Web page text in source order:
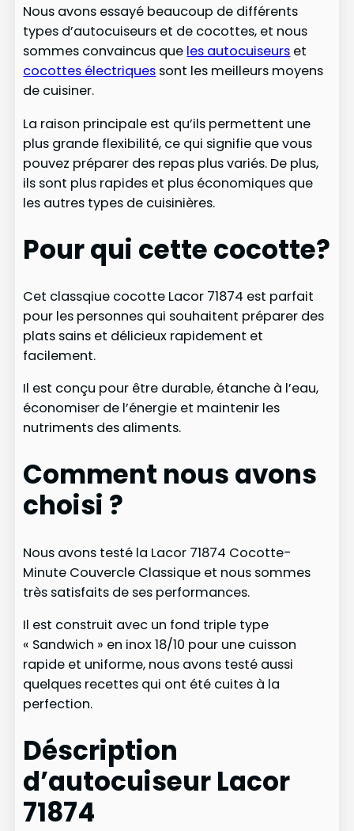
Nous avons essayé beaucoup de différents
types d’autocuiseurs et de cocottes, et nous
sommes convaincus que les autocuiseurs et
cocottes électriques sont les meilleurs moyens
de cuisiner.
La raison principale est qu’ils permettent une
plus grande flexibilité, ce qui signifie que vous
pouvez préparer des repas plus variés. De plus,
ils sont plus rapides et plus économiques que
les autres types de cuisinières.
Pour qui cette cocotte?
Cet classqiue cocotte Lacor 71874 est parfait
pour les personnes qui souhaitent préparer des
plats sains et délicieux rapidement et
facilement.
Il est conçu pour être durable, étanche à l’eau,
économiser de l’énergie et maintenir les
nutriments des aliments.
Comment nous avons
choisi ?
Nous avons testé la Lacor 71874 Cocotte-
Minute Couvercle Classique et nous sommes
très satisfaits de ses performances.
Il est construit avec un fond triple type
« Sandwich » en inox 18/10 pour une cuisson
rapide et uniforme, nous avons testé aussi
quelques recettes qui ont été cuites à la
perfection.
Déscription
d’autocuiseur Lacor
71874